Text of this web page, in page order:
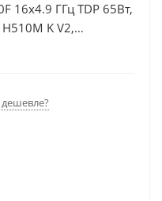
16x4.9 ГГц TDP 65Вт,
K V2,
DDR4 64Gb,